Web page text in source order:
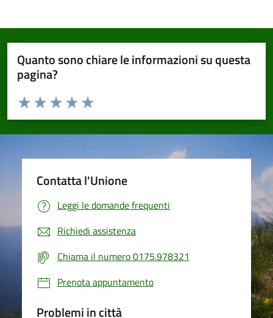
Quanto sono chiare le informazioni su questa
pagina?
Valuta da 1 a 5 stelle la pagina
Valuta 5 stelle su 5
Valuta 4 stelle su 5
Valuta 3 stelle su 5
Valuta 2 stelle su 5
Valuta 1 stelle su 5
Contatta l'Unione
Leggi le domande frequenti
Richiedi assistenza
Chiama il numero 0175.978321
Prenota appuntamento
Problemi in città